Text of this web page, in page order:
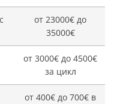
от 23000€ до
35000€
от 3000€ до 4500€
за цикл
от 400€ до 700€ в